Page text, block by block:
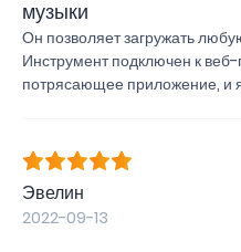
музыки
Он позволяет загружать
Инструмент подключен к
потрясающее приложение, и
Эвелин
2022-09-13